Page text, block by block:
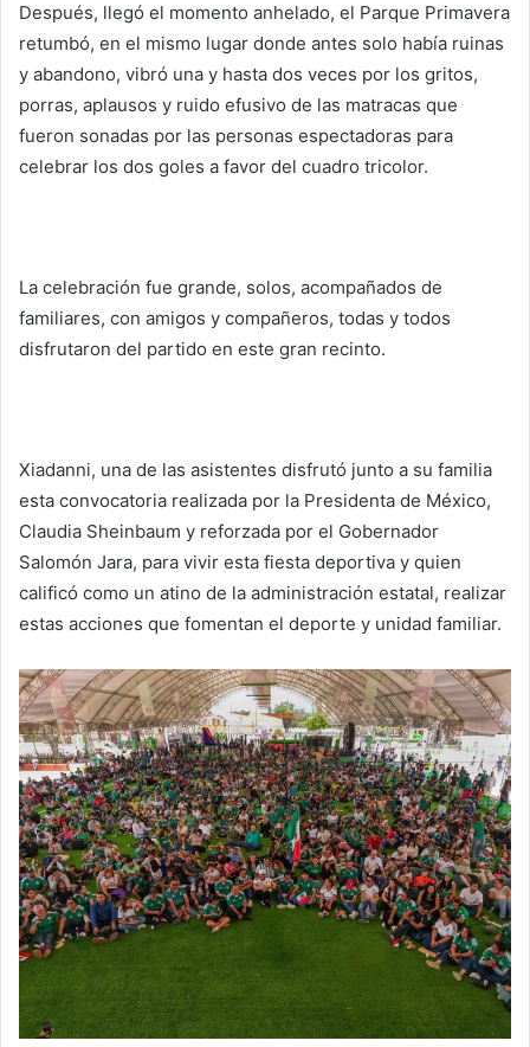
Después, llegó el momento anhelado, el Parque Primavera
retumbó, en el mismo lugar donde antes solo había ruinas
y abandono, vibró una y hasta dos veces por los gritos,
porras, aplausos y ruido efusivo de las matracas que
fueron sonadas por las personas espectadoras para
celebrar los dos goles a favor del cuadro tricolor.
La celebración fue grande, solos, acompañados de
familiares, con amigos y compañeros, todas y todos
disfrutaron del partido en este gran recinto.
Xiadanni, una de las asistentes disfrutó junto a su familia
esta convocatoria realizada por la Presidenta de México,
Claudia Sheinbaum y reforzada por el Gobernador
Salomón Jara, para vivir esta fiesta deportiva y quien
calificó como un atino de la administración estatal, realizar
estas acciones que fomentan el deporte y unidad familiar.